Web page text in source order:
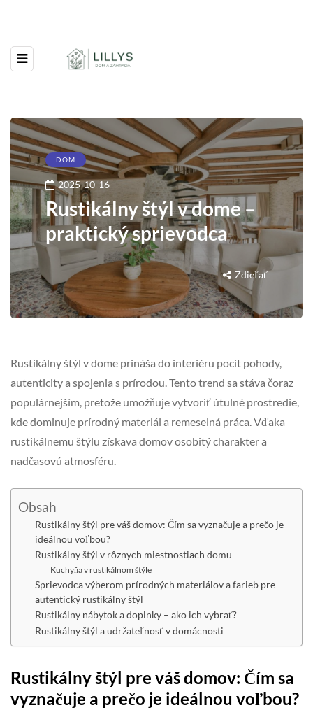
DOM
2025-10-16
Rustikálny štýl v dome –
praktický sprievodca
Zdieľať
Rustikálny štýl v dome prináša do interiéru pocit pohody,
autenticity a spojenia s prírodou. Tento trend sa stáva čoraz
populárnejším, pretože umožňuje vytvoriť útulné prostredie,
kde dominuje prírodný materiál a remeselná práca. Vďaka
rustikálnemu štýlu získava domov osobitý charakter a
nadčasovú atmosféru.
Obsah
Rustikálny štýl pre váš domov: Čím sa vyznačuje a prečo je
ideálnou voľbou?
Rustikálny štýl v rôznych miestnostiach domu
Kuchyňa v rustikálnom štýle
Sprievodca výberom prírodných materiálov a farieb pre
autentický rustikálny štýl
Rustikálny nábytok a doplnky – ako ich vybrať?
Rustikálny štýl a udržateľnosť v domácnosti
Rustikálny štýl pre váš domov: Čím sa
vyznačuje a prečo je ideálnou voľbou?